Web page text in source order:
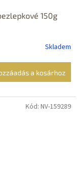
150g
Skladem
a kosárhoz
Kód: NV-159289